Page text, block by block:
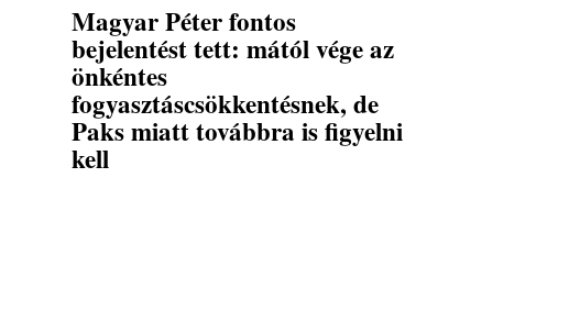
Magyar Péter fontos
bejelentést tett: mától vége az
önkéntes
fogyasztáscsökkentésnek, de
Paks miatt továbbra is figyelni
kell